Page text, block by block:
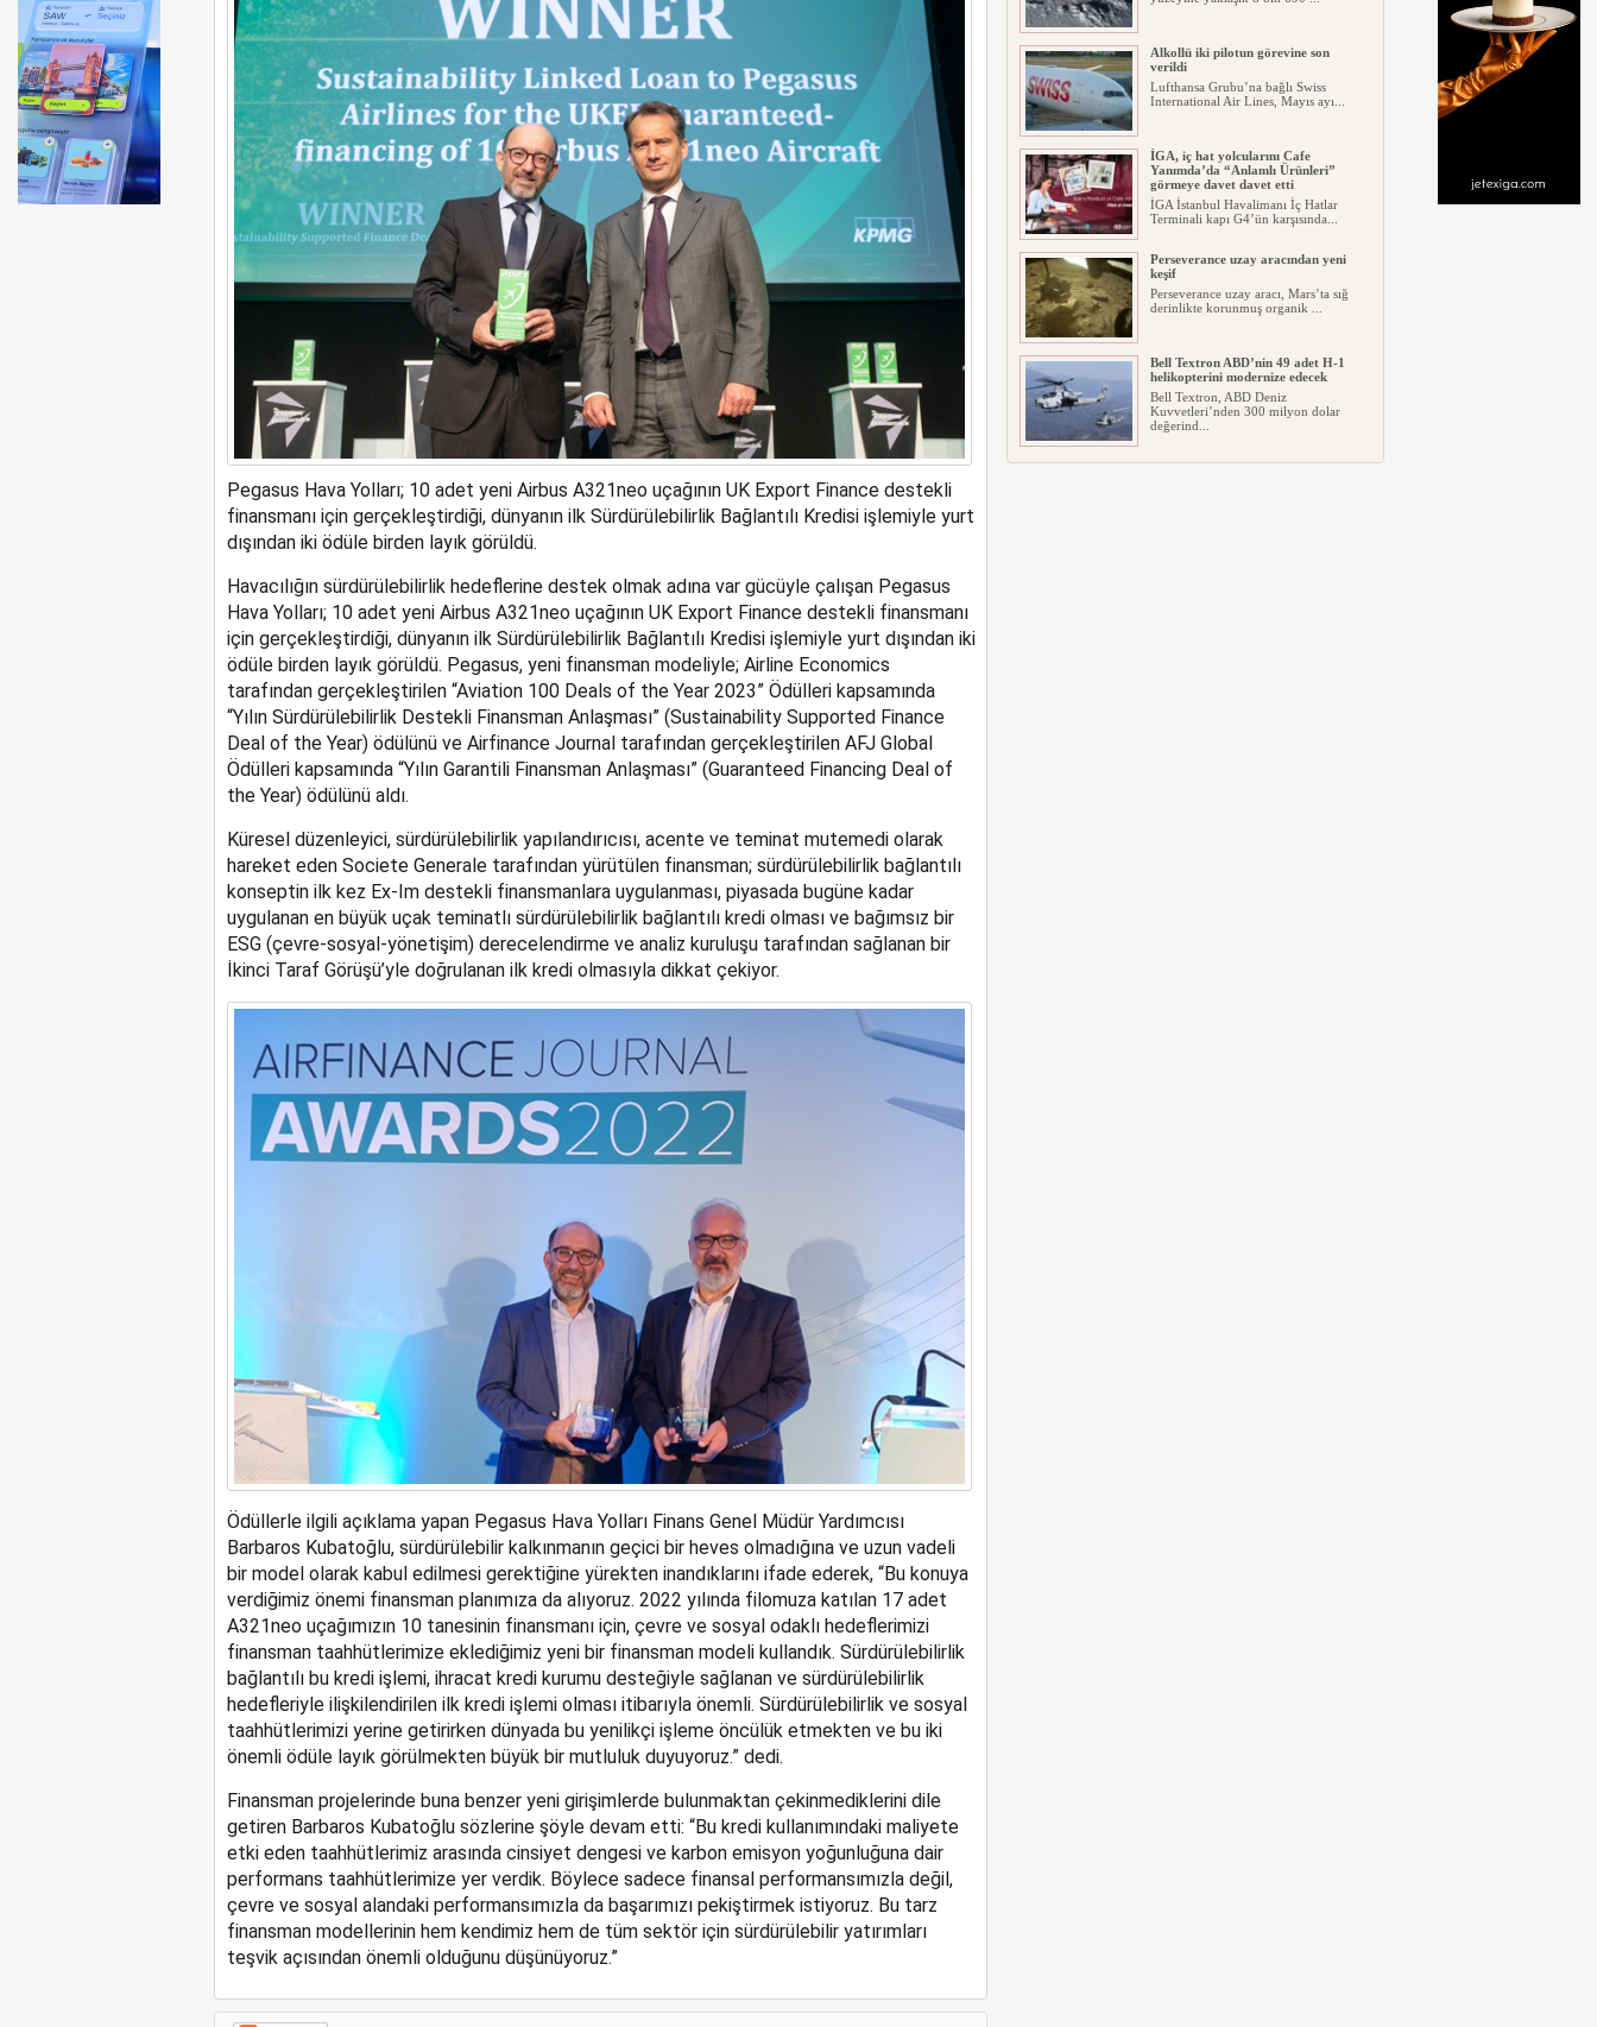
FAA Marine One helikopterine soruşturma başlattı
Pegasus Hava Yolları; 10 adet yeni Airbus A321neo uçağının UK Export Finance destekli
finansmanı için gerçekleştirdiği, dünyanın ilk Sürdürülebilirlik Bağlantılı Kredisi işlemiyle yurt
dışından iki ödüle birden layık görüldü.
Havacılığın sürdürülebilirlik hedeflerine destek olmak adına var gücüyle çalışan Pegasus
Hava Yolları; 10 adet yeni Airbus A321neo uçağının UK Export Finance destekli finansmanı
için gerçekleştirdiği, dünyanın ilk Sürdürülebilirlik Bağlantılı Kredisi işlemiyle yurt dışından iki
ödüle birden layık görüldü. Pegasus, yeni finansman modeliyle; Airline Economics
tarafından gerçekleştirilen “Aviation 100 Deals of the Year 2023” Ödülleri kapsamında
“Yılın Sürdürülebilirlik Destekli Finansman Anlaşması” (Sustainability Supported Finance
Deal of the Year) ödülünü ve Airfinance Journal tarafından gerçekleştirilen AFJ Global
Ödülleri kapsamında “Yılın Garantili Finansman Anlaşması” (Guaranteed Financing Deal of
the Year) ödülünü aldı.
Küresel düzenleyici, sürdürülebilirlik yapılandırıcısı, acente ve teminat mutemedi olarak
hareket eden Societe Generale tarafından yürütülen finansman; sürdürülebilirlik bağlantılı
konseptin ilk kez Ex-Im destekli finansmanlara uygulanması, piyasada bugüne kadar
uygulanan en büyük uçak teminatlı sürdürülebilirlik bağlantılı kredi olması ve bağımsız bir
ESG (çevre-sosyal-yönetişim) derecelendirme ve analiz kuruluşu tarafından sağlanan bir
İkinci Taraf Görüşü’yle doğrulanan ilk kredi olmasıyla dikkat çekiyor.
Ödüllerle ilgili açıklama yapan Pegasus Hava Yolları Finans Genel Müdür Yardımcısı
Barbaros Kubatoğlu, sürdürülebilir kalkınmanın geçici bir heves olmadığına ve uzun vadeli
bir model olarak kabul edilmesi gerektiğine yürekten inandıklarını ifade ederek, “Bu konuya
verdiğimiz önemi finansman planımıza da alıyoruz. 2022 yılında filomuza katılan 17 adet
A321neo uçağımızın 10 tanesinin finansmanı için, çevre ve sosyal odaklı hedeflerimizi
finansman taahhütlerimize eklediğimiz yeni bir finansman modeli kullandık. Sürdürülebilirlik
bağlantılı bu kredi işlemi, ihracat kredi kurumu desteğiyle sağlanan ve sürdürülebilirlik
hedefleriyle ilişkilendirilen ilk kredi işlemi olması itibarıyla önemli. Sürdürülebilirlik ve sosyal
taahhütlerimizi yerine getirirken dünyada bu yenilikçi işleme öncülük etmekten ve bu iki
önemli ödüle layık görülmekten büyük bir mutluluk duyuyoruz.” dedi.
Finansman projelerinde buna benzer yeni girişimlerde bulunmaktan çekinmediklerini dile
getiren Barbaros Kubatoğlu sözlerine şöyle devam etti: “Bu kredi kullanımındaki maliyete
etki eden taahhütlerimiz arasında cinsiyet dengesi ve karbon emisyon yoğunluğuna dair
performans taahhütlerimize yer verdik. Böylece sadece finansal performansımızla değil,
çevre ve sosyal alandaki performansımızla da başarımızı pekiştirmek istiyoruz. Bu tarz
finansman modellerinin hem kendimiz hem de tüm sektör için sürdürülebilir yatırımları
teşvik açısından önemli olduğunu düşünüyoruz.”
Alkollü iki pilotun görevine son
verildi
Lufthansa Grubu’na bağlı Swiss
International Air Lines, Mayıs ayı...
İGA, iç hat yolcularını Cafe
Yanımda’da “Anlamlı Ürünleri”
görmeye davet davet etti
İGA İstanbul Havalimanı İç Hatlar
Terminali kapı G4’ün karşısında...
Perseverance uzay aracından yeni
keşif
Perseverance uzay aracı, Mars’ta sığ
derinlikte korunmuş organik ...
Bell Textron ABD’nin 49 adet H-1
helikopterini modernize edecek
Bell Textron, ABD Deniz
Kuvvetleri’nden 300 milyon dolar
değerind...
Hitit Bilişim 500’de Sektörel Yazılım